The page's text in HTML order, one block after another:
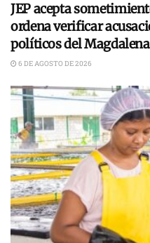
JEP acepta
ordena verificar
políticos del Magdalena
6 DE AGOSTO DE 2026